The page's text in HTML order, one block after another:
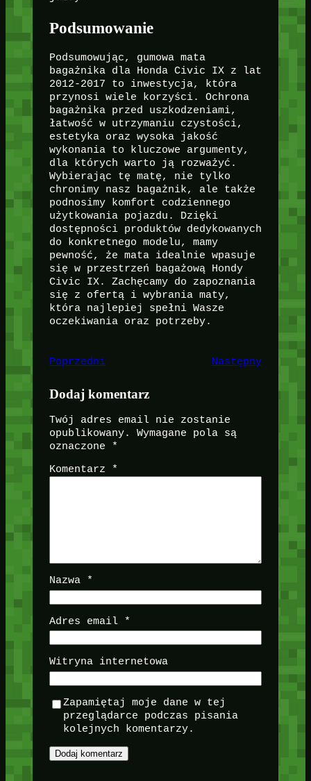
Podsumowanie
Podsumowując, gumowa mata
bagażnika dla Honda Civic IX z lat
2012-2017 to inwestycja, która
przynosi wiele korzyści. Ochrona
bagażnika przed uszkodzeniami,
łatwość w utrzymaniu czystości,
estetyka oraz wysoka jakość
wykonania to kluczowe argumenty,
dla których warto ją rozważyć.
Wybierając tę matę, nie tylko
chronimy nasz bagażnik, ale także
podnosimy komfort codziennego
użytkowania pojazdu. Dzięki
dostępności produktów dedykowanych
do konkretnego modelu, mamy
pewność, że mata idealnie wpasuje
się w przestrzeń bagażową Hondy
Civic IX. Zachęcamy do zapoznania
się z ofertą i wybrania maty,
która najlepiej spełni Wasze
oczekiwania oraz potrzeby.
Poprzedni Następny
Dodaj komentarz
Twój adres email nie zostanie
opublikowany.
Wymagane pola są
oznaczone
*
Komentarz *
Nazwa *
Adres email *
Witryna internetowa
Zapamiętaj moje dane w tej
przeglądarce podczas pisania
kolejnych komentarzy.